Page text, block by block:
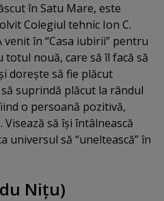
în Satu Mare, este
Colegiul tehnic Ion C.
în “Casa iubirii” pentru
nouă, care să îl facă să
doreşte să fie plăcut
suprindă plăcut la rândul
o persoană pozitivă,
să îşi întâlnească
universul să “uneltească” în
Niţu)